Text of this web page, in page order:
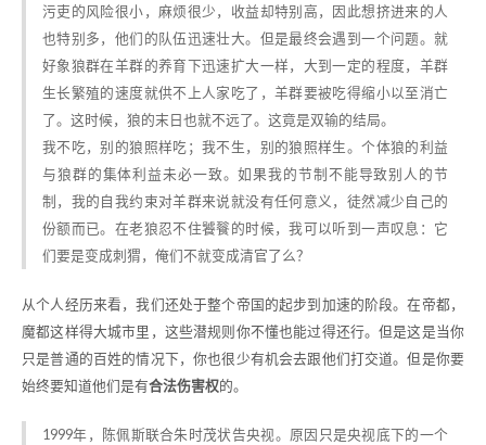
污吏的风险很小，麻烦很少，收益却特别高，因此想挤进来的人
也特别多，他们的队伍迅速壮大。但是最终会遇到一个问题。就
好象狼群在羊群的养育下迅速扩大一样，大到一定的程度，羊群
生长繁殖的速度就供不上人家吃了，羊群要被吃得缩小以至消亡
了。这时候，狼的末日也就不远了。这竟是双输的结局。
我不吃，别的狼照样吃；我不生，别的狼照样生。个体狼的利益
与狼群的集体利益未必一致。如果我的节制不能导致别人的节
制，我的自我约束对羊群来说就没有任何意义，徒然减少自己的
份额而已。在老狼忍不住饕餮的时候，我可以听到一声叹息：它
们要是变成刺猬，俺们不就变成清官了么？
从个人经历来看，我们还处于整个帝国的起步到加速的阶段。在帝都，
魔都这样得大城市里，这些潜规则你不懂也能过得还行。但是这是当你
只是普通的百姓的情况下，你也很少有机会去跟他们打交道。但是你要
始终要知道他们是有合法伤害权的。
1999年，陈佩斯联合朱时茂状告央视。原因只是央视底下的一个